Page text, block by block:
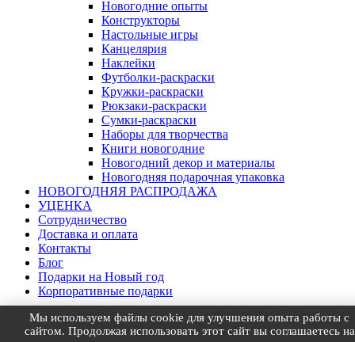
Мы используем файлы cookie для улучшения опыта работы с
сайтом. Продолжая использовать этот сайт вы соглашаетесь на
Новогодние опыты
Конструкторы
Настольные игры
Канцелярия
Наклейки
Футболки-раскраски
Кружки-раскраски
Рюкзаки-раскраски
Сумки-раскраски
Наборы для творчества
Книги новогодние
Новогодний декор и материалы
Новогодняя подарочная упаковка
НОВОГОДНЯЯ РАСПРОДАЖА
УЦЕНКА
Сотрудничество
Доставка и оплата
Контакты
Блог
Подарки на Новый год
Корпоративные подарки
Товар добавлен в корзину Посмотреть ×
Товар добавлен в избранное Посмотреть ×